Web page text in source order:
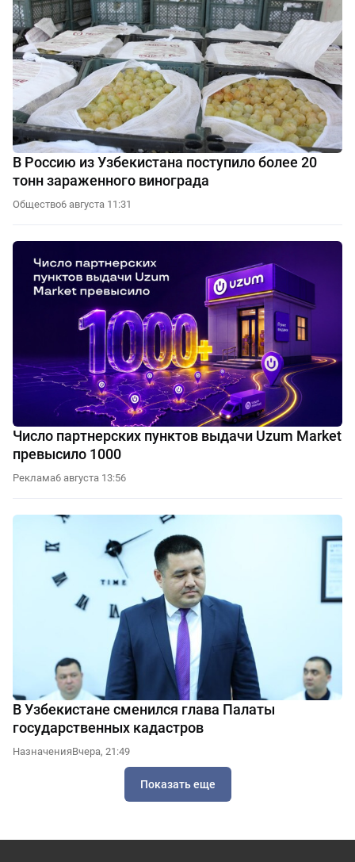
В Россию из Узбекистана поступило более 20
тонн зараженного винограда
Общество6 августа 11:31
Число партнерских пунктов выдачи Uzum Market
превысило 1000
Реклама6 августа 13:56
В Узбекистане сменился глава Палаты
государственных кадастров
НазначенияВчера, 21:49
Показать еще